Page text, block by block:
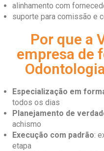
alinhamento com
suporte para comissão e
Por que a
empresa de
Especialização em
todos os dias
Planejamento de
achismo
Execução com padrão:
etapa